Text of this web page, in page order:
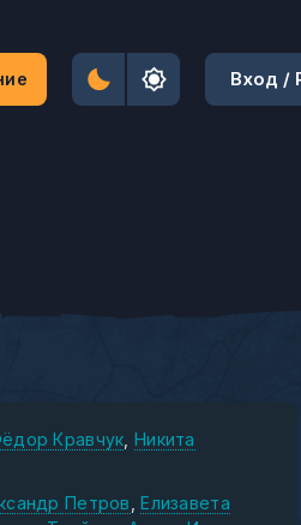
Вход /
Кравчук Никита
Петров
Елизавета